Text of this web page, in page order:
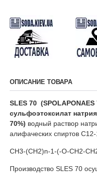
ОПИСАНИЕ ТОВАРА
SLES 70
сульфоэтоксилат
70%) водный раствор
алифаческих спиртов
CH3-(CH2)n-1-(-O-CH2-
Производство SLES 70